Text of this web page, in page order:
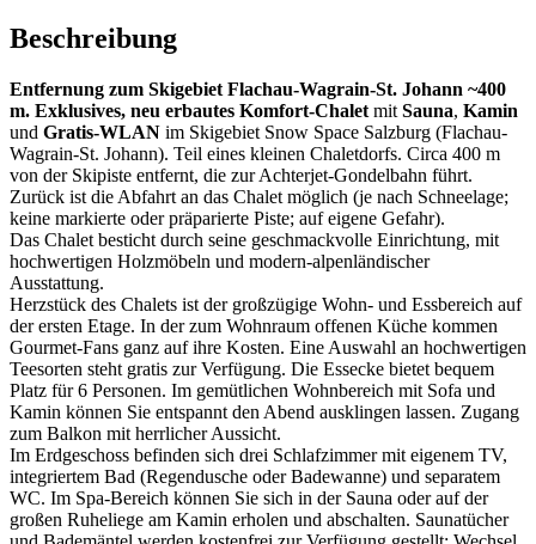
Beschreibung
Entfernung zum Skigebiet Flachau-Wagrain-St. Johann ~400
m. Exklusives, neu erbautes Komfort-Chalet mit Sauna, Kamin
und Gratis-WLAN im Skigebiet Snow Space Salzburg (Flachau-
Wagrain-St. Johann). Teil eines kleinen Chaletdorfs. Circa 400 m
von der Skipiste entfernt, die zur Achterjet-Gondelbahn führt.
Zurück ist die Abfahrt an das Chalet möglich (je nach Schneelage;
keine markierte oder präparierte Piste; auf eigene Gefahr).
Das Chalet besticht durch seine geschmackvolle Einrichtung, mit
hochwertigen Holzmöbeln und modern-alpenländischer
Ausstattung.
Herzstück des Chalets ist der großzügige Wohn- und Essbereich auf
der ersten Etage. In der zum Wohnraum offenen Küche kommen
Gourmet-Fans ganz auf ihre Kosten. Eine Auswahl an hochwertigen
Teesorten steht gratis zur Verfügung. Die Essecke bietet bequem
Platz für 6 Personen. Im gemütlichen Wohnbereich mit Sofa und
Kamin können Sie entspannt den Abend ausklingen lassen. Zugang
zum Balkon mit herrlicher Aussicht.
Im Erdgeschoss befinden sich drei Schlafzimmer mit eigenem TV,
integriertem Bad (Regendusche oder Badewanne) und separatem
WC. Im Spa-Bereich können Sie sich in der Sauna oder auf der
großen Ruheliege am Kamin erholen und abschalten. Saunatücher